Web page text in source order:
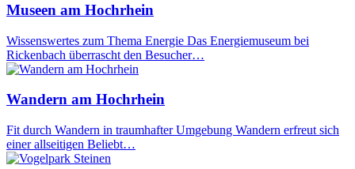
Museen am Hochrhein
Wissenswertes zum Thema Energie Das Energiemuseum bei
Rickenbach überrascht den Besucher…
Wandern am Hochrhein
Fit durch Wandern in traumhafter Umgebung Wandern erfreut sich
einer allseitigen Beliebt…